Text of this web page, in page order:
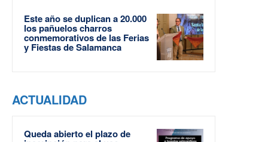
Este año se duplican a 20.000
los pañuelos charros
conmemorativos de las Ferias
y Fiestas de Salamanca
ACTUALIDAD
Queda abierto el plazo de